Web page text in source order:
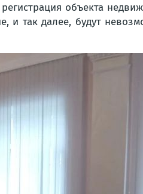
объекта
и так далее, будут